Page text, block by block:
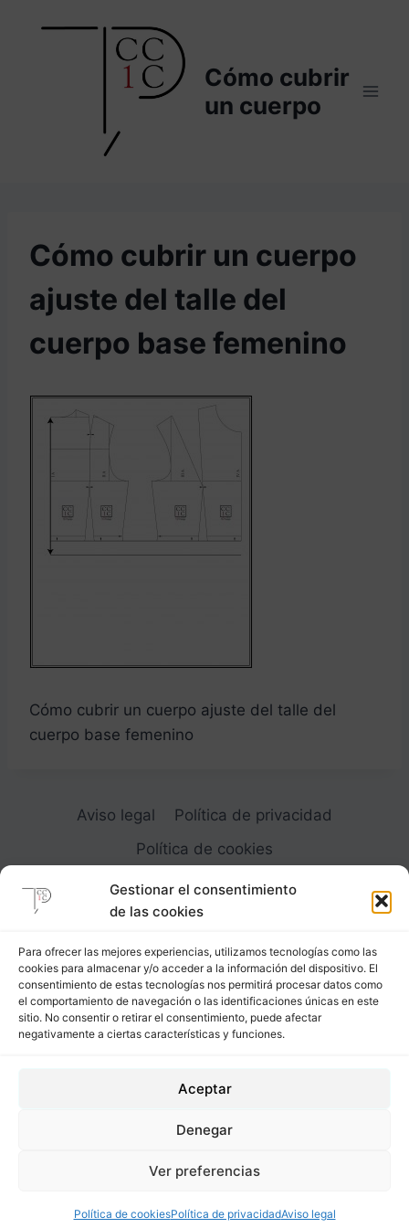
Gestionar el consentimiento
de las cookies
Para ofrecer las mejores experiencias, utilizamos tecnologías como las
cookies para almacenar y/o acceder a la información del dispositivo. El
consentimiento de estas tecnologías nos permitirá procesar datos como
el comportamiento de navegación o las identificaciones únicas en este
sitio. No consentir o retirar el consentimiento, puede afectar
negativamente a ciertas características y funciones.
Aceptar
Denegar
Ver preferencias
Política de cookiesPolítica de privacidadAviso legal
Cómo cubrir
un cuerpo
Cómo cubrir un cuerpo
ajuste del talle del
cuerpo base femenino
Cómo cubrir un cuerpo ajuste del talle del
cuerpo base femenino
Aviso legal
Política de privacidad
Política de cookies
Carrer Provença, 183
08036 - Barcelona (Espana)
derechos reservados.